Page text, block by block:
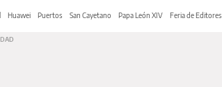
Huawei Puertos San Cayetano Papa León XIV Feria de Editores